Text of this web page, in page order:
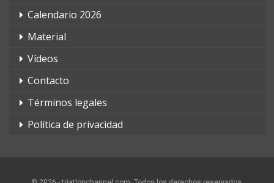
Calendario 2026
Material
Vídeos
Contacto
Términos legales
Política de privacidad